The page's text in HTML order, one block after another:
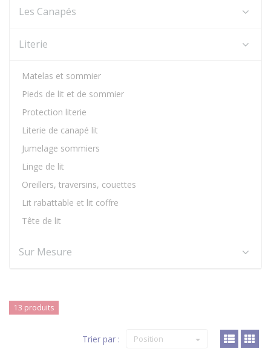
Les Canapés
Literie
Matelas et sommier
Pieds de lit et de sommier
Protection literie
Literie de canapé lit
Jumelage sommiers
Linge de lit
Oreillers, traversins, couettes
Lit rabattable et lit coffre
Tête de lit
Sur Mesure
13 produits
Trier par : Position